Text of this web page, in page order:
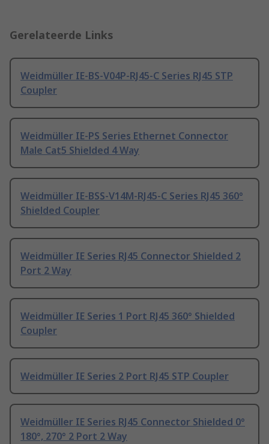
Gerelateerde Links
Weidmüller IE-BS-V04P-RJ45-C Series RJ45 STP
Coupler
Weidmüller IE-PS Series Ethernet Connector
Male Cat5 Shielded 4 Way
Weidmüller IE-BSS-V14M-RJ45-C Series RJ45 360°
Shielded Coupler
Weidmüller IE Series RJ45 Connector Shielded 2
Port 2 Way
Weidmüller IE Series 1 Port RJ45 360° Shielded
Coupler
Weidmüller IE Series 2 Port RJ45 STP Coupler
Weidmüller IE Series RJ45 Connector Shielded 0°
180°, 270° 2 Port 2 Way